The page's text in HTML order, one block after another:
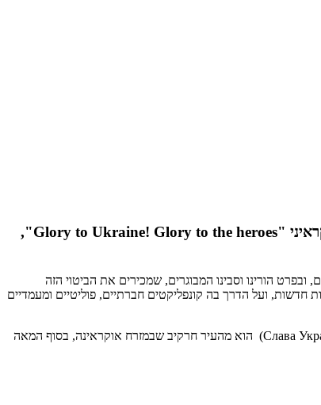
צביאלה קריקונץ, סטודנטית לתואר שני במחלקה לסוציולוגיה ולאנתרופולוגיה באוניברסיטת בן-גוריון, כותבת על המוטו הלאומי האוקראיני "Glory to Ukraine! Glory to the heroes",
הורינו וסבינו המבוגרים, שמכירים את הביטוי הזה
חדשות, ועל הדרך בה קונפליקטים חברתיים, פוליטיים ומעמדיים
על פי הערכות, מקורו של הביטוי ״סלבה אוקראיני", באחת הגירסאות הראשונות שלו ( Слава Україні , всій землі слава Glory to Ukraine, glory all around the earth) הוא מהעיר חרקיב שבמזרח אוקראינה, בסוף המאה